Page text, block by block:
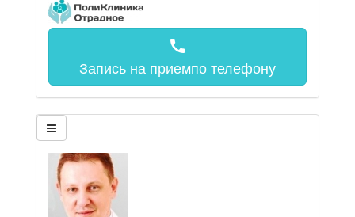
call
Запись на приемпо телефону